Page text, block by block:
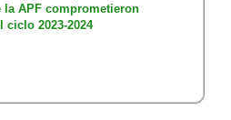
la APF comprometieron
ciclo 2023-2024